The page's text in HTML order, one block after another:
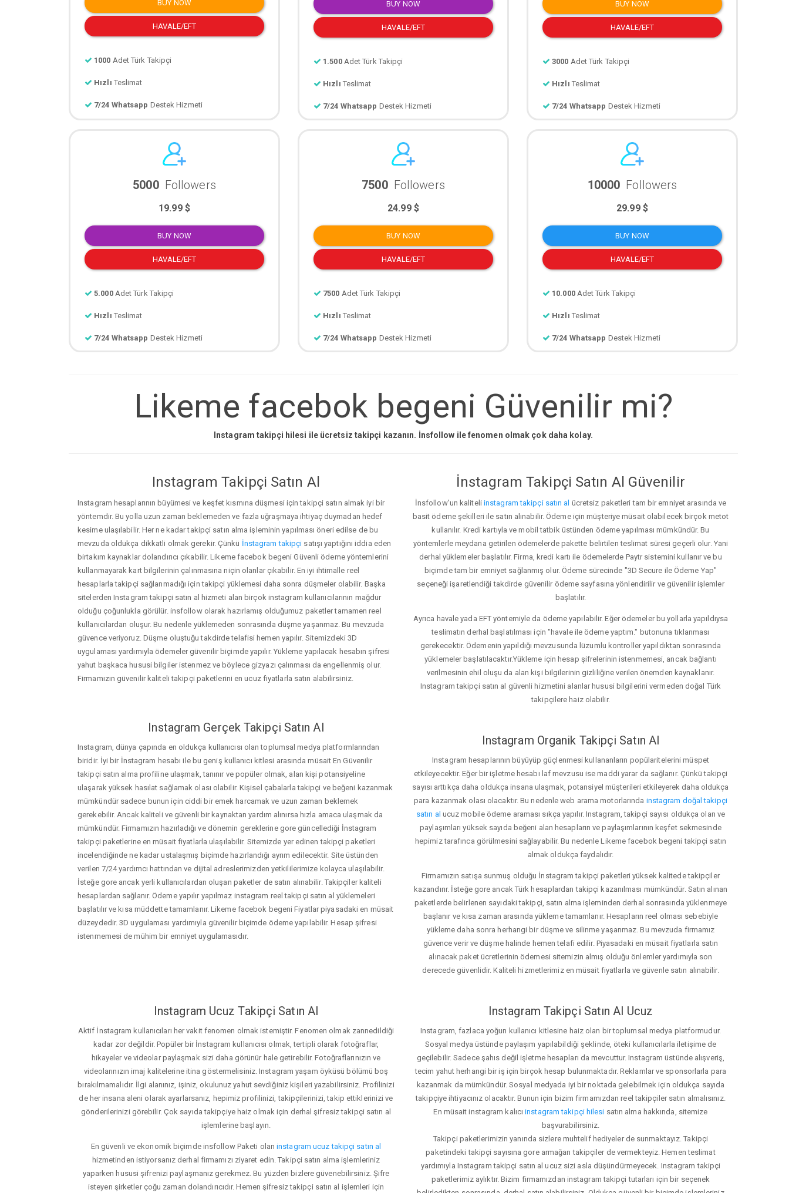
BUY NOW
HAVALE/EFT
1000 Adet Türk Takipçi
Hızlı Teslimat
7/24 Whatsapp Destek Hizmeti
BUY NOW
HAVALE/EFT
1.500 Adet Türk Takipçi
Hızlı Teslimat
7/24 Whatsapp Destek Hizmeti
BUY NOW
HAVALE/EFT
3000 Adet Türk Takipçi
Hızlı Teslimat
7/24 Whatsapp Destek Hizmeti
5000 Followers
19.99 $
BUY NOW
HAVALE/EFT
5.000 Adet Türk Takipçi
Hızlı Teslimat
7/24 Whatsapp Destek Hizmeti
7500 Followers
24.99 $
BUY NOW
HAVALE/EFT
7500 Adet Türk Takipçi
Hızlı Teslimat
7/24 Whatsapp Destek Hizmeti
10000 Followers
29.99 $
BUY NOW
HAVALE/EFT
10.000 Adet Türk Takipçi
Hızlı Teslimat
7/24 Whatsapp Destek Hizmeti
Likeme facebok begeni Güvenilir mi?
Instagram takipçi hilesi ile ücretsiz takipçi kazanın. İnsfollow ile fenomen olmak çok daha kolay.
Instagram Takipçi Satın Al
Instagram hesaplarının büyümesi ve keşfet kısmına düşmesi için takipçi satın almak iyi bir
yöntemdir. Bu yolla uzun zaman beklemeden ve fazla uğraşmaya ihtiyaç duymadan hedef
kesime ulaşılabilir. Her ne kadar takipçi satın alma işleminin yapılması öneri edilse de bu
mevzuda oldukça dikkatli olmak gerekir. Çünkü İnstagram takipçi satışı yaptığını iddia eden
birtakım kaynaklar dolandırıcı çıkabilir. Likeme facebok begeni Güvenli ödeme yöntemlerini
kullanmayarak kart bilgilerinin çalınmasına niçin olanlar çıkabilir. En iyi ihtimalle reel
hesaplarla takipçi sağlanmadığı için takipçi yüklemesi daha sonra düşmeler olabilir. Başka
sitelerden Instagram takipçi satın al hizmeti alan birçok instagram kullanıcılarının mağdur
olduğu çoğunlukla görülür. insfollow olarak hazırlamış olduğumuz paketler tamamen reel
kullanıcılardan oluşur. Bu nedenle yüklemeden sonrasında düşme yaşanmaz. Bu mevzuda
güvence veriyoruz. Düşme oluştuğu takdirde telafisi hemen yapılır. Sitemizdeki 3D
uygulaması yardımıyla ödemeler güvenilir biçimde yapılır. Yükleme yapılacak hesabın şifresi
yahut başkaca hususi bilgiler istenmez ve böylece gizyazı çalınması da engellenmiş olur.
Firmamızın güvenilir kaliteli takipçi paketlerini en ucuz fiyatlarla satın alabilirsiniz.
İnstagram Takipçi Satın Al Güvenilir
İnsfollow'un kaliteli instagram takipçi satın al ücretsiz paketleri tam bir emniyet arasında ve
basit ödeme şekilleri ile satın alınabilir. Ödeme için müşteriye müsait olabilecek birçok metot
kullanılır. Kredi kartıyla ve mobil tatbik üstünden ödeme yapılması mümkündür. Bu
yöntemlerle meydana getirilen ödemelerde pakette belirtilen teslimat süresi geçerli olur. Yani
derhal yüklemeler başlatılır. Firma, kredi kartı ile ödemelerde Paytr sistemini kullanır ve bu
biçimde tam bir emniyet sağlanmış olur. Ödeme sürecinde "3D Secure ile Ödeme Yap"
seçeneği işaretlendiği takdirde güvenilir ödeme sayfasına yönlendirilir ve güvenilir işlemler
başlatılır.
Ayrıca havale yada EFT yöntemiyle da ödeme yapılabilir. Eğer ödemeler bu yollarla yapıldıysa
teslimatın derhal başlatılması için "havale ile ödeme yaptım." butonuna tıklanması
gerekecektir. Ödemenin yapıldığı mevzusunda lüzumlu kontroller yapıldıktan sonrasında
yüklemeler başlatılacaktır.Yükleme için hesap şifrelerinin istenmemesi, ancak bağlantı
verilmesinin ehil oluşu da alan kişi bilgilerinin gizliliğine verilen önemden kaynaklanır.
Instagram takipçi satın al güvenli hizmetini alanlar hususi bilgilerini vermeden doğal Türk
takipçilere haiz olabilir.
Instagram Gerçek Takipçi Satın Al
Instagram, dünya çapında en oldukça kullanıcısı olan toplumsal medya platformlarından
biridir. İyi bir İnstagram hesabı ile bu geniş kullanıcı kitlesi arasında müsait En Güvenilir
takipçi satın alma profiline ulaşmak, tanınır ve popüler olmak, alan kişi potansiyeline
ulaşarak yüksek hasılat sağlamak olası olabilir. Kişisel çabalarla takipçi ve beğeni kazanmak
mümkündür sadece bunun için ciddi bir emek harcamak ve uzun zaman beklemek
gerekebilir. Ancak kaliteli ve güvenli bir kaynaktan yardım alınırsa hızla amaca ulaşmak da
mümkündür. Firmamızın hazırladığı ve dönemin gereklerine gore güncellediği İnstagram
takipçi paketlerine en müsait fiyatlarla ulaşılabilir. Sitemizde yer edinen takipçi paketleri
incelendiğinde ne kadar ustalaşmış biçimde hazırlandığı ayrım edilecektir. Site üstünden
verilen 7/24 yardımcı hattından ve dijital adreslerimizden yetkililerimize kolayca ulaşılabilir.
İsteğe gore ancak yerli kullanıcılardan oluşan paketler de satın alınabilir. Takipçiler kaliteli
hesaplardan sağlanır. Ödeme yapılır yapılmaz instagram reel takipçi satın al yüklemeleri
başlatılır ve kısa müddette tamamlanır. Likeme facebok begeni Fiyatlar piyasadaki en müsait
düzeydedir. 3D uygulaması yardımıyla güvenilir biçimde ödeme yapılabilir. Hesap şifresi
istenmemesi de mühim bir emniyet uygulamasıdır.
Instagram Organik Takipçi Satın Al
Instagram hesaplarının büyüyüp güçlenmesi kullananların popülaritelerini müspet
etkileyecektir. Eğer bir işletme hesabı laf mevzusu ise maddi yarar da sağlanır. Çünkü takipçi
sayısı arttıkça daha oldukça insana ulaşmak, potansiyel müşterileri etkileyerek daha oldukça
para kazanmak olası olacaktır. Bu nedenle web arama motorlarında instagram doğal takipçi
satın al ucuz mobile ödeme araması sıkça yapılır. Instagram, takipçi sayısı oldukça olan ve
paylaşımları yüksek sayıda beğeni alan hesapların ve paylaşımlarının keşfet sekmesinde
hepimiz tarafınca görülmesini sağlayabilir. Bu nedenle Likeme facebok begeni takipçi satın
almak oldukça faydalıdır.
Firmamızın satışa sunmuş olduğu İnstagram takipçi paketleri yüksek kalitede takipçiler
kazandırır. İsteğe gore ancak Türk hesaplardan takipçi kazanılması mümkündür. Satın alınan
paketlerde belirlenen sayıdaki takipçi, satın alma işleminden derhal sonrasında yüklenmeye
başlanır ve kısa zaman arasında yükleme tamamlanır. Hesapların reel olması sebebiyle
yükleme daha sonra herhangi bir düşme ve silinme yaşanmaz. Bu mevzuda firmamız
güvence verir ve düşme halinde hemen telafi edilir. Piyasadaki en müsait fiyatlarla satın
alınacak paket ücretlerinin ödemesi sitemizin almış olduğu önlemler yardımıyla son
derecede güvenlidir. Kaliteli hizmetlerimiz en müsait fiyatlarla ve güvenle satın alınabilir.
Instagram Ucuz Takipçi Satın Al
Aktif İnstagram kullanıcıları her vakit fenomen olmak istemiştir. Fenomen olmak zannedildiği
kadar zor değildir. Popüler bir İnstagram kullanıcısı olmak, tertipli olarak fotoğraflar,
hikayeler ve videolar paylaşmak sizi daha görünür hale getirebilir. Fotoğraflarınızın ve
videolarınızın imaj kalitelerine itina göstermelisiniz. Instagram yaşam öyküsü bölümü boş
bırakılmamalıdır. İlgi alanınız, işiniz, okulunuz yahut sevdiğiniz kişileri yazabilirsiniz. Profilinizi
de her insana aleni olarak ayarlarsanız, hepimiz profilinizi, takipçilerinizi, takip ettiklerinizi ve
gönderilerinizi görebilir. Çok sayıda takipçiye haiz olmak için derhal şifresiz takipçi satın al
işlemlerine başlayın.
En güvenli ve ekonomik biçimde insfollow Paketi olaninstagram ucuz takipçi satın al
hizmetinden istiyorsanız derhal firmamızı ziyaret edin. Takipçi satın alma işlemleriniz
yaparken hususi şifrenizi paylaşmanız gerekmez. Bu yüzden bizlere güvenebilirsiniz. Şifre
isteyen şirketler çoğu zaman dolandırıcıdır. Hemen şifresiz takipçi satın al işlemleri için
Instagram Takipçi Satın Al Ucuz
Instagram, fazlaca yoğun kullanıcı kitlesine haiz olan bir toplumsal medya platformudur.
Sosyal medya üstünde paylaşım yapılabildiği şeklinde, öteki kullanıcılarla iletişime de
geçilebilir. Sadece şahıs değil işletme hesapları da mevcuttur. Instagram üstünde alışveriş,
tecim yahut herhangi bir iş için birçok hesap bulunmaktadır. Reklamlar ve sponsorlarla para
kazanmak da mümkündür. Sosyal medyada iyi bir noktada gelebilmek için oldukça sayıda
takipçiye ihtiyacınız olacaktır. Bunun için bizim firmamızdan reel takipçiler satın almalısınız.
En müsait instagram kalıcıinstagram takipçi hilesi satın alma hakkında, sitemize
başvurabilirsiniz.
Takipçi paketlerimizin yanında sizlere muhtelif hediyeler de sunmaktayız. Takipçi
paketindeki takipçi sayısına gore armağan takipçiler de vermekteyiz. Hemen teslimat
yardımıyla Instagram takipçi satın al ucuz sizi asla düşündürmeyecek. Instagram takipçi
paketlerimiz aylıktır. Bizim firmamızdan instagram takipçi tutarları için bir seçenek